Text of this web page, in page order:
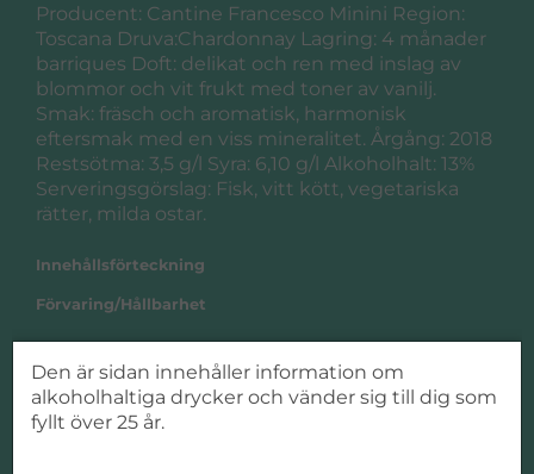
Den är sidan innehåller information om
alkoholhaltiga drycker och vänder sig till dig som
fyllt över 25 år.
Producent: Cantine Francesco Minini Region:
Toscana Druva:Chardonnay Lagring: 4 månader
barriques Doft: delikat och ren med inslag av
blommor och vit frukt med toner av vanilj.
Smak: fräsch och aromatisk, harmonisk
eftersmak med en viss mineralitet. Årgång: 2018
Restsötma: 3,5 g/l Syra: 6,10 g/l Alkoholhalt: 13%
Serveringsgörslag: Fisk, vitt kött, vegetariska
rätter, milda ostar.
Innehållsförteckning
Förvaring/Hållbarhet
Region
Tillverkningsland